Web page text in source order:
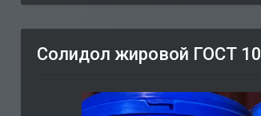
Солидол жировой ГОСТ